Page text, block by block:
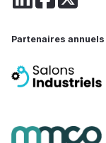
Partenaires annuels